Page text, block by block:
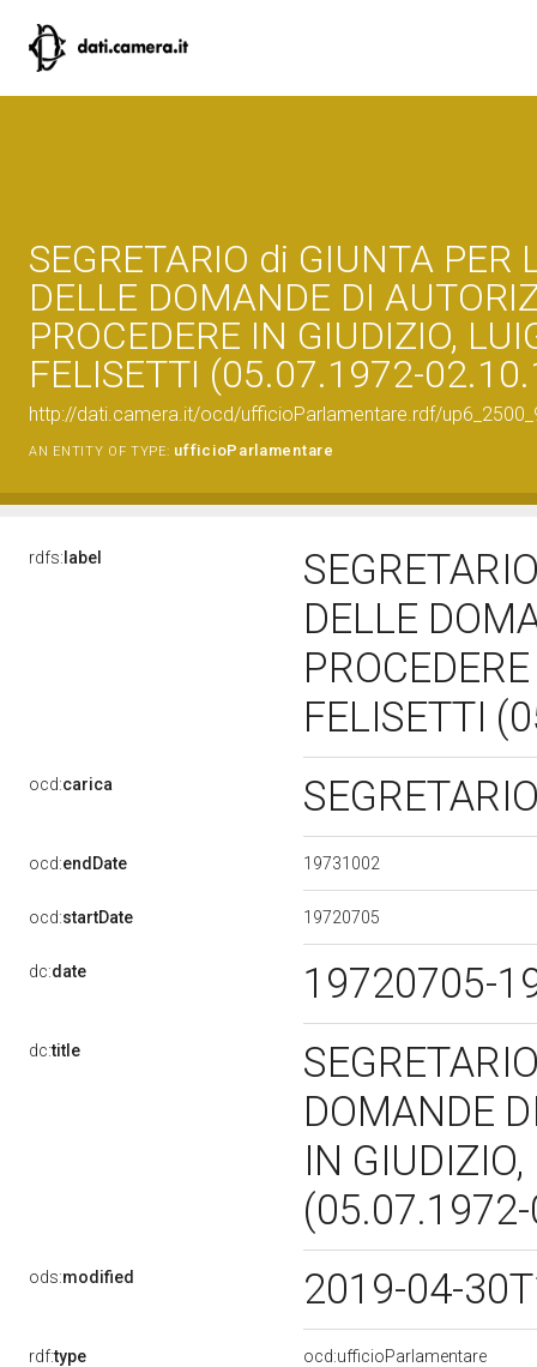
SEGRETARIO di GIUNTA PER
DELLE DOMANDE DI
PROCEDERE IN GIUDIZIO,
FELISETTI (05.07.1972-
http://dati.camera.it/ocd/ufficioParlamentare.rdf/
AN ENTITY OF TYPE: ufficioParlamentare
rdfs: label
DELLE
FELISETTI
ocd:carica
ocd:endDate 19731002
ocd:startDate 19720705
dc:date 19720705-
dc:title
DOMANDE
IN
ods:modified 2019-04-
rdf:type
ocd:ufficioParlamentare